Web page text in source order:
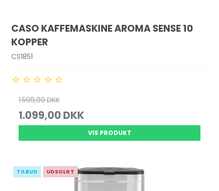
CASO KAFFEMASKINE AROMA SENSE 10
KOPPER
CS1851
1.599,00 DKK
1.099,00 DKK
VIS PRODUKT
TILBUD UDSOLGT